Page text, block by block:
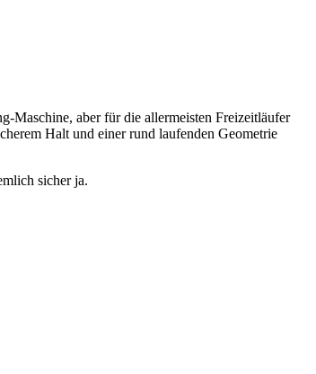
Maschine, aber für die allermeisten Freizeitläufer
Halt und einer rund laufenden Geometrie
sicher ja.